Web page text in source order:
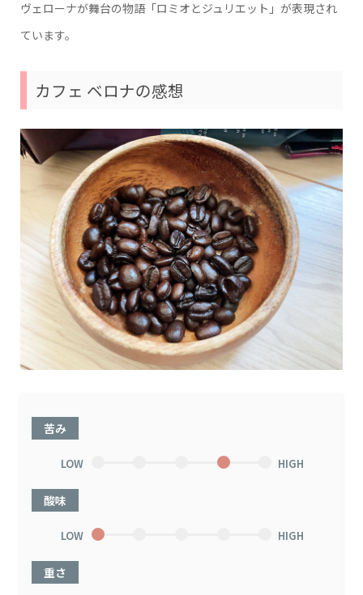
ヴェローナが舞台の物語「ロミオとジュリエット」が表現され
ています。
カフェ ベロナの感想
苦み
LOW HIGH
酸味
LOW HIGH
重さ